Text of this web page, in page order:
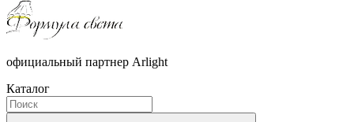
официальный партнер Arlight
Каталог